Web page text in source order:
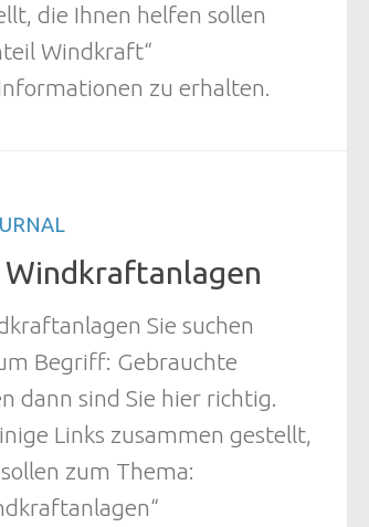
die Ihnen helfen sollen
Windkraft“
zu erhalten.
Sie suchen
Begriff: Gebrauchte
dann sind Sie hier richtig.
Links zusammen gestellt,
zum Thema: